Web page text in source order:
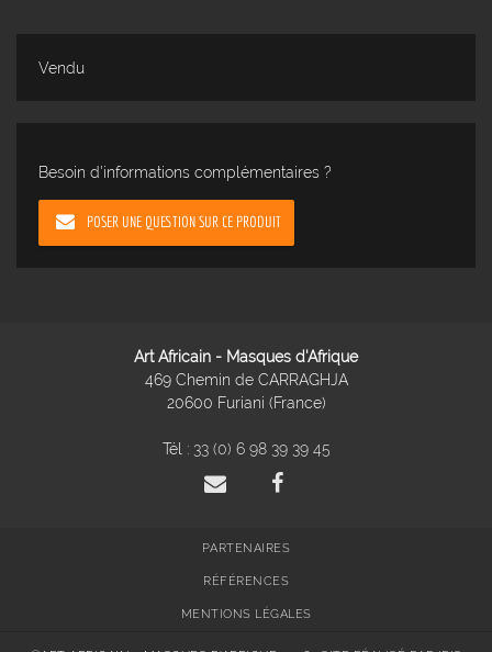
Vendu
Besoin d'informations complémentaires ?
POSER UNE QUESTION SUR CE PRODUIT
Art Africain - Masques d'Afrique
469 Chemin de CARRAGHJA
20600 Furiani (France)
Tél : 33 (0) 6 98 39 39 45
PARTENAIRES
RÉFÉRENCES
MENTIONS LÉGALES